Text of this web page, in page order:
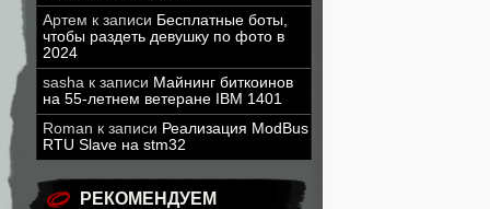
Артем к записи Бесплатные боты,
чтобы раздеть девушку по фото в
2024
sasha к записи Майнинг биткоинов
на 55-летнем ветеране IBM 1401
Roman к записи Реализация ModBus
RTU Slave на stm32
РЕКОМЕНДУЕМ